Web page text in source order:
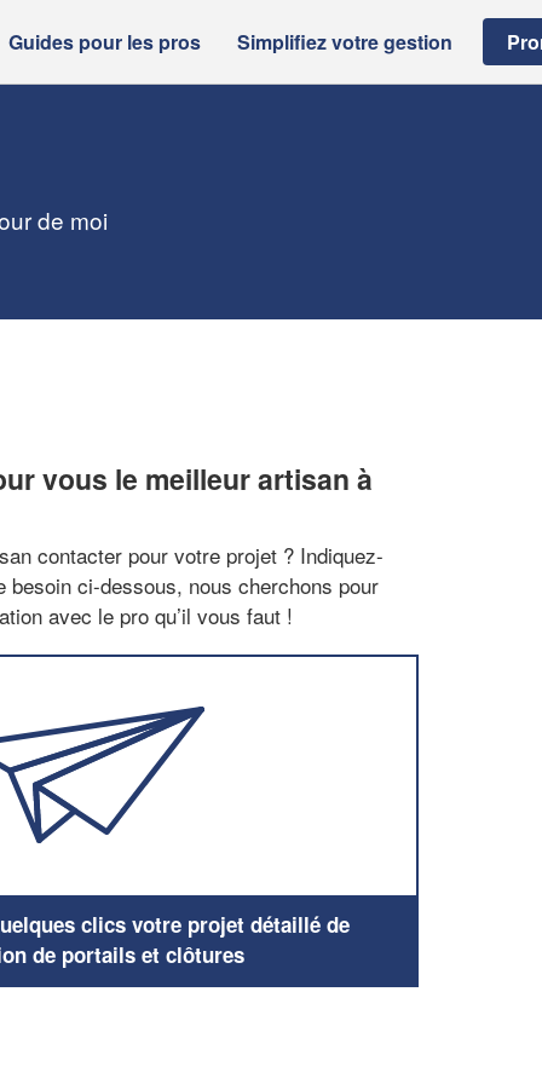
Guides pour les pros Simplifiez votre gestion
de moi
vous le meilleur artisan à
contacter pour votre projet ? Indiquez-
besoin ci-dessous, nous cherchons pour
avec le pro qu’il vous faut !
clics votre projet détaillé de
de portails et clôtures